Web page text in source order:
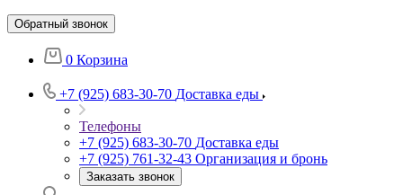
Обратный звонок
0 Корзина
+7 (925) 683-30-70 Доставка еды
Телефоны
+7 (925) 683-30-70 Доставка еды
+7 (925) 761-32-43 Организация и бронь
Заказать звонок